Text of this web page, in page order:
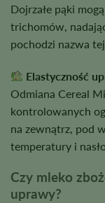
Dojrzałe pąki
trichomów,
pochodzi nazwa
Elastyczność
Odmiana Cereal
kontrolowanych
na zewnątrz, pod
temperatury i
Czy mleko
uprawy?